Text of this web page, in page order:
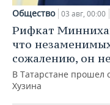
Общество 03 авг, 00:00
Рифкат
что
сожалению, он
В Татарстане прошел
Хузина